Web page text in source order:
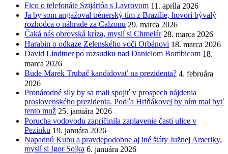
Fico o telefonáte Szijártóa s Lavrovom 11. apríla 2026
Ja by som angažoval trénerský tím z Brazílie, hovorí bývalý
rozhodca o náhrade za Calzonu 29. marca 2026
Čaká nás obrovská kríza, myslí si Chmelár 28. marca 2026
Harabin o odkaze Zelenského voči Orbánovi 18. marca 2026
David Lindtner po rozsudku nad Danielom Bombicom 18.
marca 2026
Bude Marek Trubač kandidovať na prezidenta? 4. februára
2026
Pronárodné sily by sa mali spojiť v prospech nájdenia
proslovenského prezidenta. Podľa Hriňákovej by ním mal byť
tento muž 25. januára 2026
Porucha vodovodu zapríčinila zaplavenie časti ulice v
Pezinku 19. januára 2026
Napadnú Kubu a pravdepodobne aj iné štáty Južnej Ameriky,
myslí si Igor Sojka 6. januára 2026